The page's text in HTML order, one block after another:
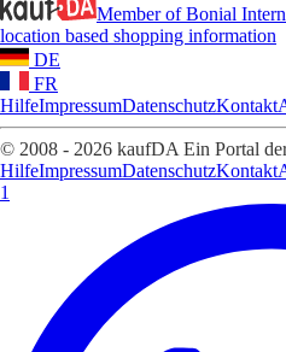
Member of Bonial
location based shopping information
DE
FR
HilfeImpressumDatenschutzKontakt
© 2008 - 2026 kaufDA Ein Portal
HilfeImpressumDatenschutzKontakt
1